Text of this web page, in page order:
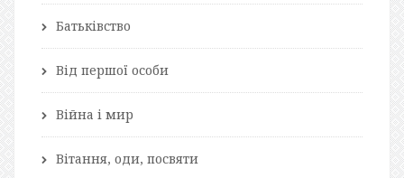
Батьківство
Від першої особи
Війна і мир
Вітання, оди, посвяти